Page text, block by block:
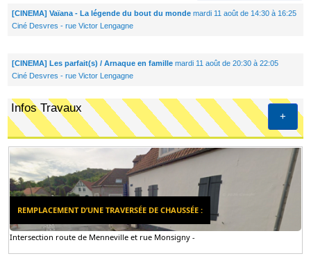
[CINEMA] Vaïana - La légende du bout du mondemardi 11 août de 14:30 à 16:25
Ciné Desvres - rue Victor Lengagne
[CINEMA] Les parfait(s) / Arnaque en famillemardi 11 août de 20:30 à 22:05
Ciné Desvres - rue Victor Lengagne
+
Infos Travaux
REMPLACEMENT D’UNE TRAVERSÉE DE CHAUSSÉE :
Intersection route de Menneville et rue Monsigny -